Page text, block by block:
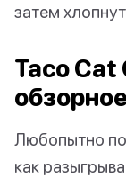
затем
Taco Cat
Любопытно
как